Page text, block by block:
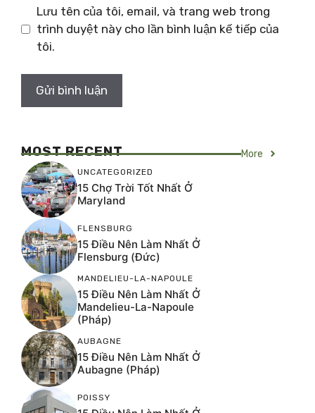
Lưu tên của tôi, email, và trang web trong
trình duyệt này cho lần bình luận kế tiếp của
tôi.
MOST RECENT More
UNCATEGORIZED
15 Chợ Trời Tốt Nhất Ở
Maryland
FLENSBURG
15 Điều Nên Làm Nhất Ở
Flensburg (Đức)
MANDELIEU-LA-NAPOULE
15 Điều Nên Làm Nhất Ở
Mandelieu-La-Napoule
(Pháp)
AUBAGNE
15 Điều Nên Làm Nhất Ở
Aubagne (Pháp)
POISSY